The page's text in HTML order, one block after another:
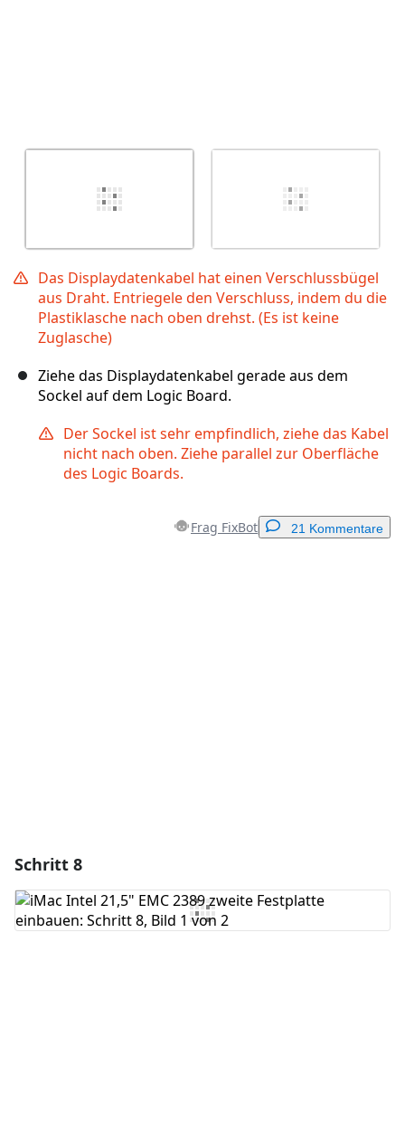
Das Displaydatenkabel hat einen Verschlussbügel
aus Draht. Entriegele den Verschluss, indem du die
Plastiklasche nach oben drehst. (Es ist keine
Zuglasche)
Ziehe das Displaydatenkabel gerade aus dem
Sockel auf dem Logic Board.
Der Sockel ist sehr empfindlich, ziehe das Kabel
nicht nach oben. Ziehe parallel zur Oberfläche
des Logic Boards.
Frag FixBot 21 Kommentare
Schritt 8